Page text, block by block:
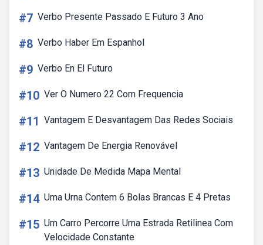
#7 Verbo Presente Passado E Futuro 3 Ano
#8 Verbo Haber Em Espanhol
#9 Verbo En El Futuro
#10 Ver O Numero 22 Com Frequencia
#11 Vantagem E Desvantagem Das Redes Sociais
#12 Vantagem De Energia Renovável
#13 Unidade De Medida Mapa Mental
#14 Uma Urna Contem 6 Bolas Brancas E 4 Pretas
#15 Um Carro Percorre Uma Estrada Retilinea Com
Velocidade Constante